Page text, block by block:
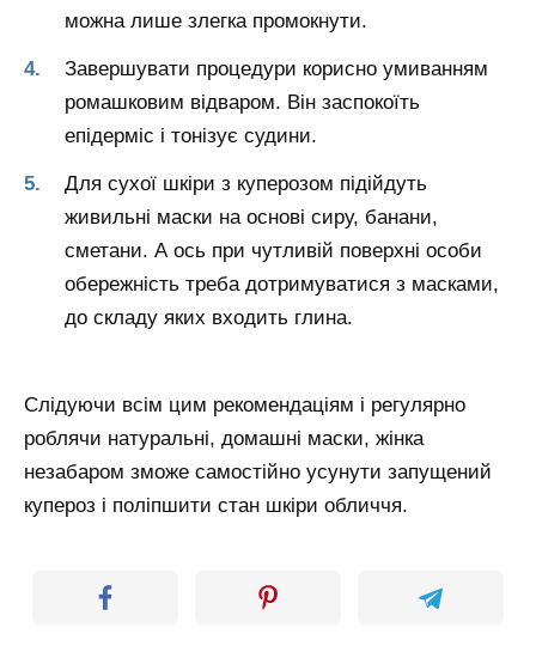
можна лише злегка промокнути.
Завершувати процедури корисно умиванням
ромашковим відваром. Він заспокоїть
епідерміс і тонізує судини.
Для сухої шкіри з куперозом підійдуть
живильні маски на основі сиру, банани,
сметани. А ось при чутливій поверхні особи
обережність треба дотримуватися з масками,
до складу яких входить глина.
Слідуючи всім цим рекомендаціям і регулярно
роблячи натуральні, домашні маски, жінка
незабаром зможе самостійно усунути запущений
купероз і поліпшити стан шкіри обличчя.